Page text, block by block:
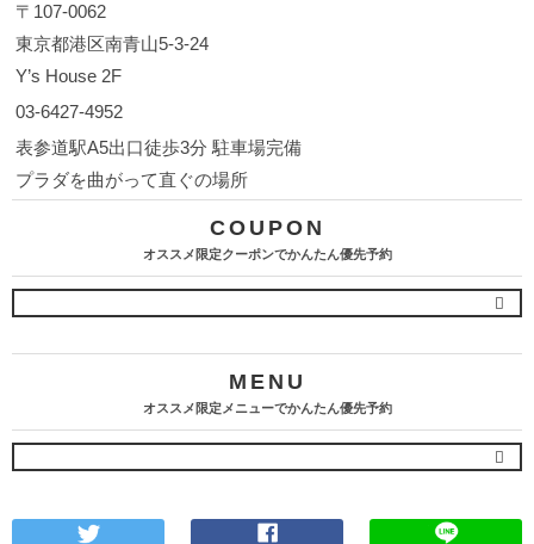
〒107-0062
東京都港区南青山5-3-24
Y’s House 2F
03-6427-4952
表参道駅A5出口徒歩3分 駐車場完備
プラダを曲がって直ぐの場所
COUPON
オススメ限定クーポンでかんたん優先予約
MENU
オススメ限定メニューでかんたん優先予約